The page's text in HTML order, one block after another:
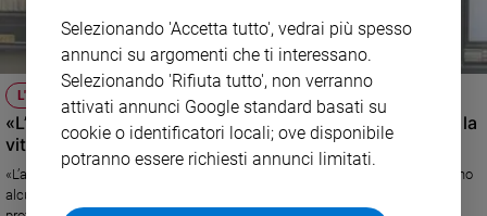
Redazione
Social
L'ESPERTO
«L’Intelligenza artificiale può migliorare l’informazione e la
vita delle persone. Ma va governata»
«L’assistenza sanitaria, l’istruzione, il giornalismo e la comunicazione sono
alcuni ambiti dove l’IA può essere utilizzata proficuamente», spiega il
Selezionando 'Accetta tutto', vedrai più spesso
annunci su argomenti che ti interessano.
Selezionando 'Rifiuta tutto', non verranno
attivati annunci Google standard basati su
cookie o identificatori locali; ove disponibile
potranno essere richiesti annunci limitati.